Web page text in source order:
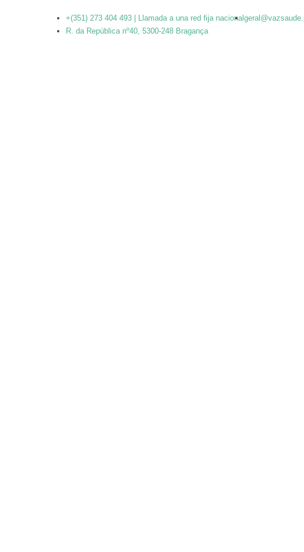
+(351) 273 404 493 | Llamada a una red fija nacional
R. da República nº40, 5300-248 Bragança